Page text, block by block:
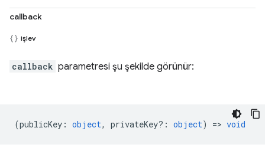
callback
işlev
callback parametresi şu şekilde görünür:
(publicKey : object, privateKey? : object) => void